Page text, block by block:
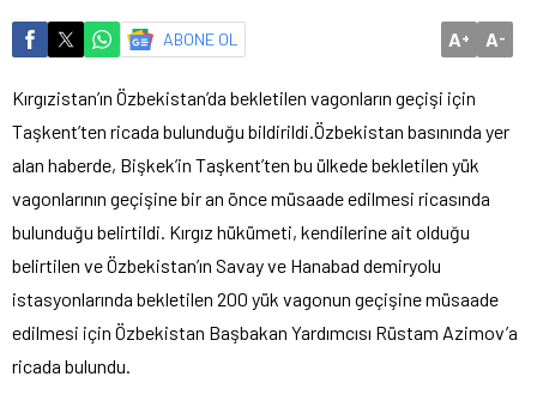
ABONE OL A+ A-
Kırgızistan’ın Özbekistan’da bekletilen vagonların geçişi için
Taşkent’ten ricada bulunduğu bildirildi. Özbekistan basınında yer
alan haberde, Bişkek’in Taşkent’ten bu ülkede bekletilen yük
vagonlarının geçişine bir an önce müsaade edilmesi ricasında
bulunduğu belirtildi. Kırgız hükümeti, kendilerine ait olduğu
belirtilen ve Özbekistan’ın Savay ve Hanabad demiryolu
istasyonlarında bekletilen 200 yük vagonun geçişine müsaade
edilmesi için Özbekistan Başbakan Yardımcısı Rüstam Azimov’a
ricada bulundu.